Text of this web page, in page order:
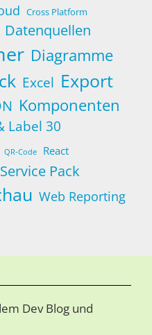
Cross Platform
Datenquellen
Diagramme
Excel Export
Komponenten
Label 30
QR-Code React
Service Pack
Web Reporting
Dev Blog und